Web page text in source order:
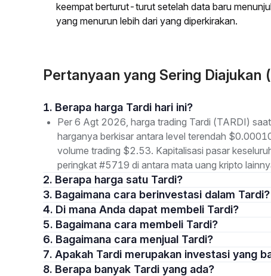
keempat berturut-turut setelah data baru
yang menurun lebih dari yang diperkirakan.
Pertanyaan yang Sering Diajukan
1. Berapa harga Tardi hari ini?
Per 6 Agt 2026, harga trading Tardi (TARDI)
harganya berkisar antara level terendah
volume trading $2.53. Kapitalisasi pasar
peringkat #5719 di antara mata uang kripto
2. Berapa harga satu Tardi?
3. Bagaimana cara berinvestasi dalam Tardi?
4. Di mana Anda dapat membeli Tardi?
5. Bagaimana cara membeli Tardi?
6. Bagaimana cara menjual Tardi?
7. Apakah Tardi merupakan investasi yang
8. Berapa banyak Tardi yang ada?